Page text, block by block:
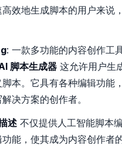
效地生成脚本的用户来说
: 一款多功能的内容创作工
脚本生成器 这允许用户生
本。它具有各种编辑功能
决方案的创作者。
述 不仅提供人工智能脚本
能，使其成为内容创作者